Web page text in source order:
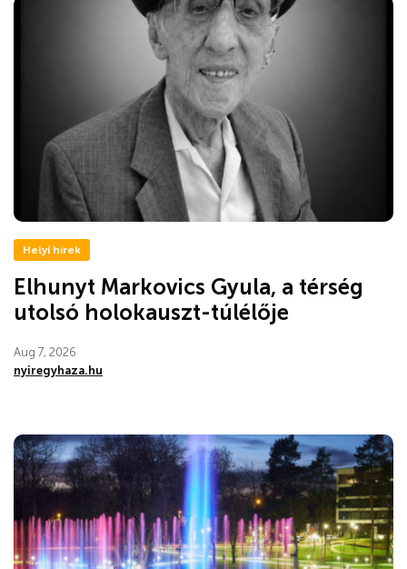
Helyi hírek
Elhunyt Markovics Gyula, a térség
utolsó holokauszt-túlélője
Aug 7, 2026
nyiregyhaza.hu